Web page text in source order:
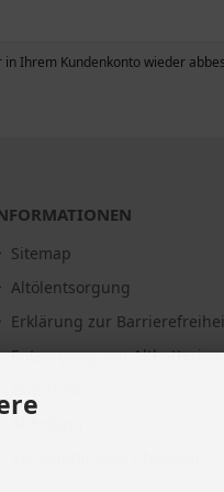
Ihrem Kundenkonto wieder
Sitemap
Altölentsorgung
Erklärung zur
Entsorgung von Altbatterien